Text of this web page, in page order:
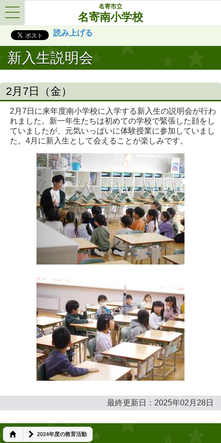
名寄市立
名寄南小学校
Menu 読み上げる
新入生説明会
2月7日（金）
2月7日に来年度南小学校に入学する新入生の説明会が行わ
れました。新一年生たちは初めての学校で緊張した顔をし
ていましたが、元気いっぱいに体験授業に参加していまし
た。4月に新入生として会えることが楽しみです。
最終更新日：2025年02月28日
2024年度の教育活動